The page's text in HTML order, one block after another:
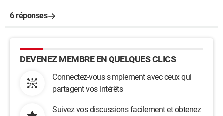
6 réponses
DEVENEZ MEMBRE EN QUELQUES CLICS
Connectez-vous simplement avec ceux qui
partagent vos intérêts
Suivez vos discussions facilement et obtenez